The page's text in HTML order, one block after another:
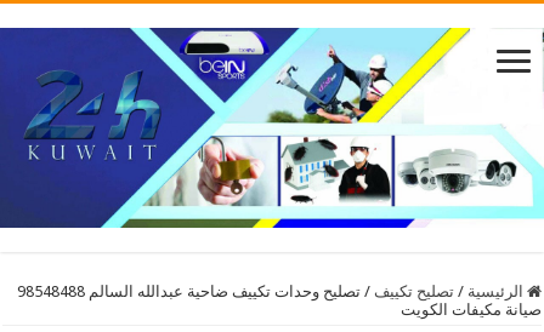
الرئيسية / تصليح تكييف /
تصليح وحدات تكييف ضاحية عبدالله السالم 98548488
صيانة مكيفات الكويت